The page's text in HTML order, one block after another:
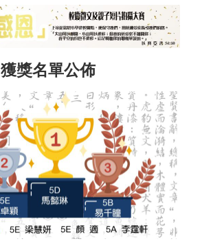
獲獎名單公佈